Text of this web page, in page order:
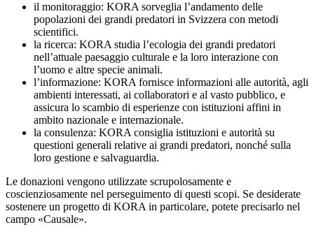
il monitoraggio: KORA sorveglia l’andamento delle
popolazioni dei grandi predatori in Svizzera con metodi
scientifici.
la ricerca: KORA studia l’ecologia dei grandi predatori
nell’attuale paesaggio culturale e la loro interazione con
l’uomo e altre specie animali.
l’informazione: KORA fornisce informazioni alle autorità, agli
ambienti interessati, ai collaboratori e al vasto pubblico, e
assicura lo scambio di esperienze con istituzioni affini in
ambito nazionale e internazionale.
la consulenza: KORA consiglia istituzioni e autorità su
questioni generali relative ai grandi predatori, nonché sulla
loro gestione e salvaguardia.
Le donazioni vengono utilizzate scrupolosamente e
coscienziosamente nel perseguimento di questi scopi. Se desiderate
sostenere un progetto di KORA in particolare, potete precisarlo nel
campo «Causale».